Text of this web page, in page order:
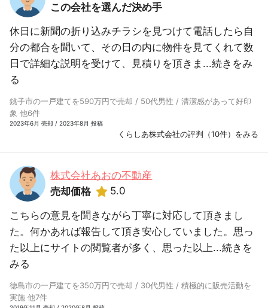
この会社を選んだ決め手
休日に新聞の折り込みチラシを見つけて電話したら自
分の都合を聞いて、その日の内に物件を見てくれて数
日で詳細な説明を受けて、見積りを頂きま...続きをみ
る
銚子市の一戸建てを590万円で売却 / 50代男性 / 清潔感があって好印
象 他6件
2023年6月 売却 / 2023年8月 投稿
くらしあ株式会社の評判（10件）をみる
株式会社あおの不動産
売却価格
5.0
こちらの意見を聞きながら丁寧に対応して頂きまし
た。何かあれば報告して頂き安心していました。思っ
た以上にサイトの閲覧者が多く、思った以上...続きを
みる
徳島市の一戸建てを350万円で売却 / 30代男性 / 積極的に販売活動を
実施 他7件